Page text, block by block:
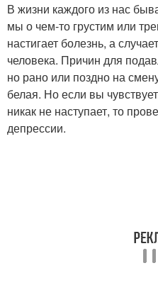
В жизни каждого из нас
мы о чем-то грустим или
настигает болезнь, а
человека. Причин для
но рано или поздно на
белая. Но если вы
никак не наступает, то
депрессии.